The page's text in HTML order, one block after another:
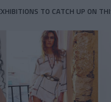
TO CATCH UP ON